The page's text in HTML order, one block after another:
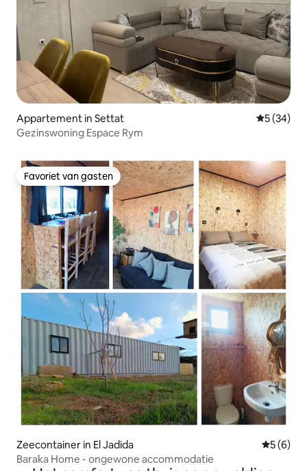
Appartement in Settat
5 (34)
Gezinswoning Espace Rym
Favoriet van gasten
Favoriet van gasten
Zeecontainer in El Jadida
5 (6)
Baraka Home - ongewone accommodatie